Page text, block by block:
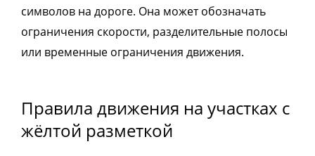
символов на дороге. Она может обозначать
ограничения скорости, разделительные полосы
или временные ограничения движения.
Правила движения на участках с
жёлтой разметкой